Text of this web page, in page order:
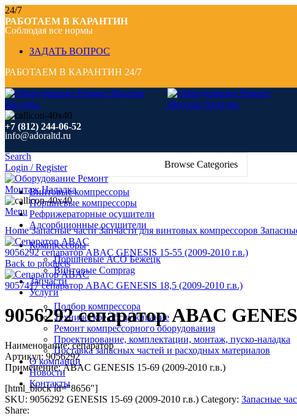
24/7
РАБОТАЕМ В КАРАНТИН
Соблюдая все нормы
ЗАДАТЬ ВОПРОС
РАБОТАЕМ В КАРАНТИН 24/7
+7 (812) 244-06-52
info@adoraltd.ru
Search
Login / Register
Menu
Browse Categories
Винтовые компрессоры
Поршневые компрессоры
Рефрижераторные осушители
Адсорбционные осушители
Компрессоры
Поршневые АСО Бежецк
Винтовые Comprag
Запчасти
Услуги
Подбор компрессора
Техническое обслуживание
Ремонт компрессорного оборудования
Проектирование, комплектации, монтаж, пуско-наладка
Поставка запасных частей и расходных материалов
О компании
Новости
Контакты
Click to enlarge
HomeЗапасные частиЗапчасти для винтовых компрессоров
9056292 сепаратор ABAC GENESIS 15-55 (2009-2010 г.в.)
Back to products
9057417 сепаратор ABAC GENESIS 18,5 (2009-2010 г.в.)
9056292 сепаратор ABAC
Наименование: сепаратор
Артикул: 9056292
Применение: ABAC GENESIS 15-69 (2009-2010 г.в.)
[html_block id="8656"]
SKU: 9056292 GENESIS 15-69 (2009-2010 г.в.) Category: Запасные
Share: